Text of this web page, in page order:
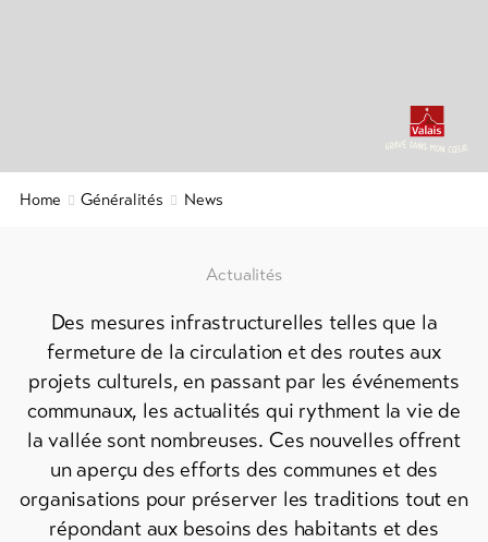
Webcams
Météo
Shops
l'aperçu
Forfaits
de ski
Home Généralités News
Actualités
Des mesures infrastructurelles telles que la
fermeture de la circulation et des routes aux
projets culturels, en passant par les événements
communaux, les actualités qui rythment la vie de
la vallée sont nombreuses. Ces nouvelles offrent
un aperçu des efforts des communes et des
organisations pour préserver les traditions tout en
répondant aux besoins des habitants et des